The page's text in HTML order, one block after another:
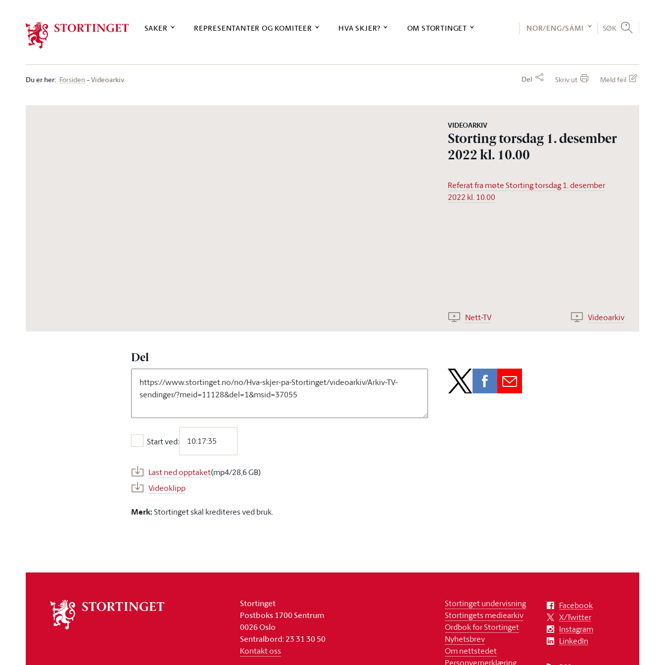
SAKER REPRESENTANTER OG KOMITEER HVA SKJER? OM STORTINGET NOR/ENG/SÁMI SØK
Du er her: Forsiden Videoarkiv Del Skriv ut Meld feil
VIDEOARKIV
Storting torsdag 1. desember
2022 kl. 10.00
Referat fra møte Storting torsdag 1. desember
2022 kl. 10.00
Nett-TV Videoarkiv
Del
Start ved:
Start ved:
Last ned opptaket(mp4/28,6 GB)
Videoklipp
Merk:Stortinget skal krediteres ved bruk.
stortinget
Stortinget
Postboks 1700 Sentrum
0026 Oslo
Sentralbord: 23 31 30 50
Kontakt oss
Stortinget undervisning
Stortingets mediearkiv
Ordbok for Stortinget
Nyhetsbrev
Om nettstedet
Personvernerklæring
Facebook
X/Twitter
Instagram
LinkedIn